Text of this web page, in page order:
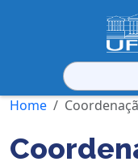
Pesquisar
por:
Home